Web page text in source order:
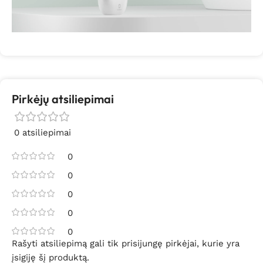
Pirkėjų atsiliepimai
0 atsiliepimai
0
0
0
0
0
Rašyti atsiliepimą gali tik prisijungę pirkėjai, kurie yra
įsigiję šį produktą.